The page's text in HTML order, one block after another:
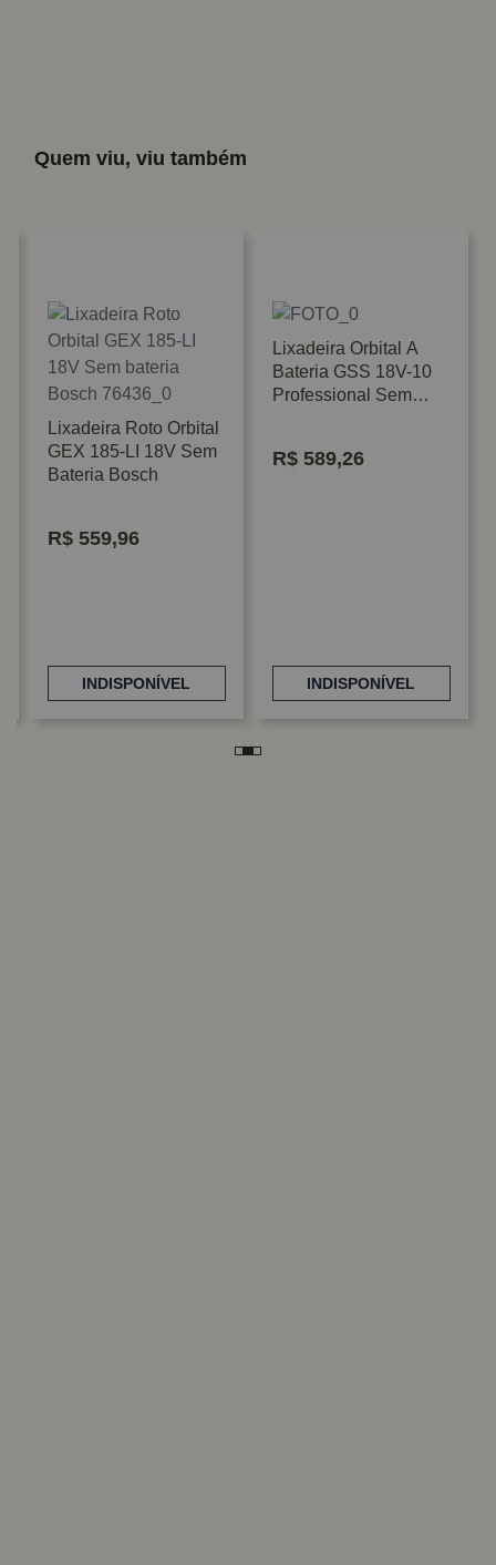
Quem viu, viu também
Lixadeira Roto Orbital
GEX 185-LI 18V Sem
Bateria Bosch
R$ 559,96
INDISPONÍVEL
Lixadeira Orbital A
Bateria GSS 18V-10
Professional Sem
R$ 589,26
INDISPONÍVEL